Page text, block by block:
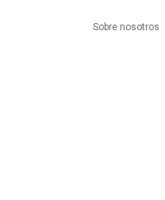
Sobre nosotros